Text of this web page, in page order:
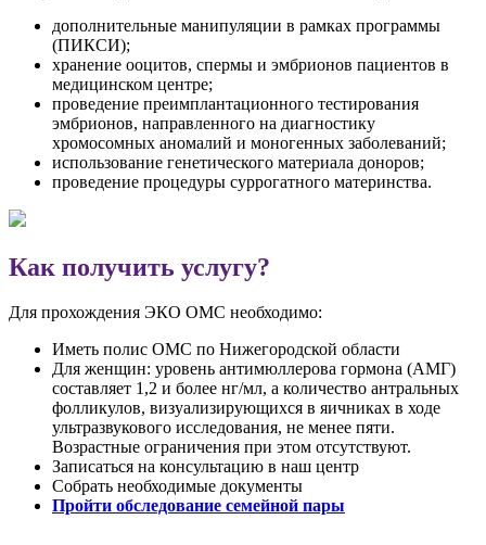
дополнительные манипуляции в рамках программы
(ПИКСИ);
хранение ооцитов, спермы и эмбрионов пациентов в
медицинском центре;
проведение преимплантационного тестирования
эмбрионов, направленного на диагностику
хромосомных аномалий и моногенных заболеваний;
использование генетического материала доноров;
проведение процедуры суррогатного материнства.
Как получить услугу?
Для прохождения ЭКО ОМС необходимо:
Иметь полис ОМС по Нижегородской области
Для женщин: уровень антимюллерова гормона (АМГ)
составляет 1,2 и более нг/мл, а количество антральных
фолликулов, визуализирующихся в яичниках в ходе
ультразвукового исследования, не менее пяти.
Возрастные ограничения при этом отсутствуют.
Записаться на консультацию в наш центр
Собрать необходимые документы
Пройти обследование семейной пары